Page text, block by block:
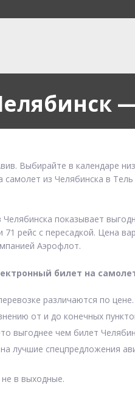
Выбирайте в календаре
самолет из Челябинска в
Челябинска показывает
рейс с пересадкой. Цена
Аэрофлот.
билет на
различаются по цене.
от и до конечных
выгоднее чем билет
лучшие спецпредложения
в выходные.